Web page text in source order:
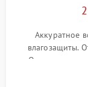
Аккуратное
влагозащиты.
Очистка
обработка